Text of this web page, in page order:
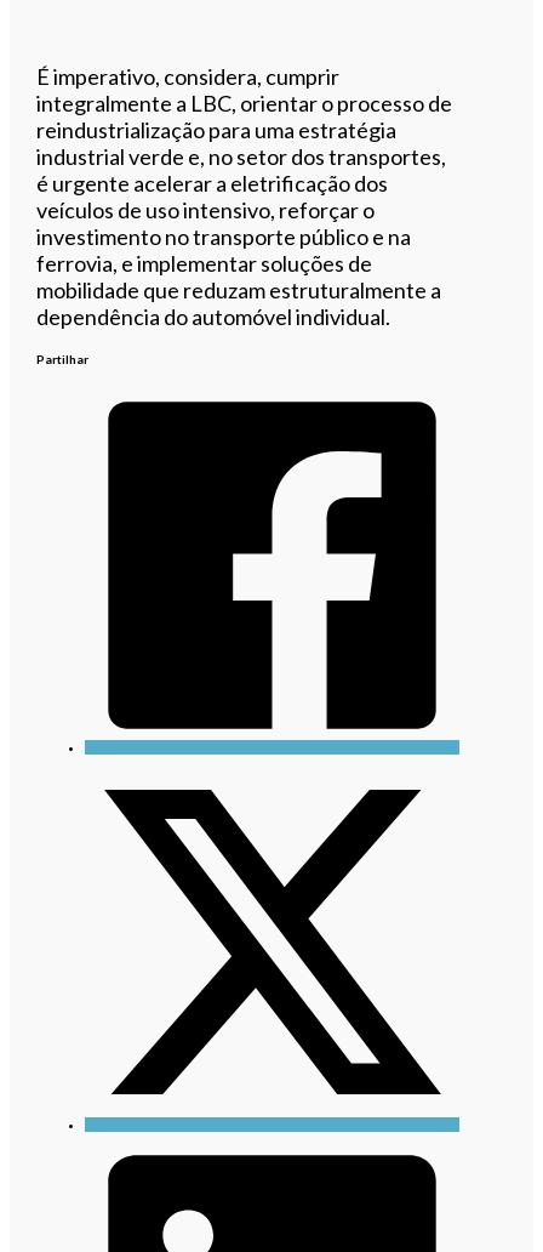
É imperativo, considera, cumprir
integralmente a LBC, orientar o processo de
reindustrialização para uma estratégia
industrial verde e, no setor dos transportes,
é urgente acelerar a eletrificação dos
veículos de uso intensivo, reforçar o
investimento no transporte público e na
ferrovia, e implementar soluções de
mobilidade que reduzam estruturalmente a
dependência do automóvel individual.
Partilhar